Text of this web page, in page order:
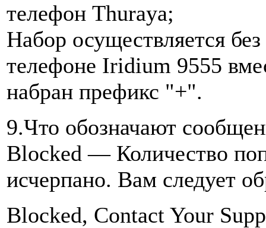
телефон Thuraya;
Набор осуществляется
телефоне Iridium 9555
набран префикс "+".
9.Что обозначают
Blocked — Количество
исчерпано. Вам следует
Blocked, Contact Your